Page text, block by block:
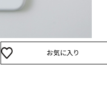
お気に入り